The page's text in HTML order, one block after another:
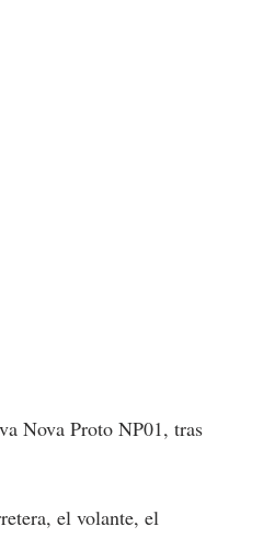
Nova Proto NP01, tras
el volante, el